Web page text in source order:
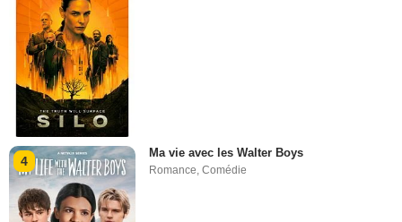
4
Ma vie avec les Walter Boys
Romance,Comédie